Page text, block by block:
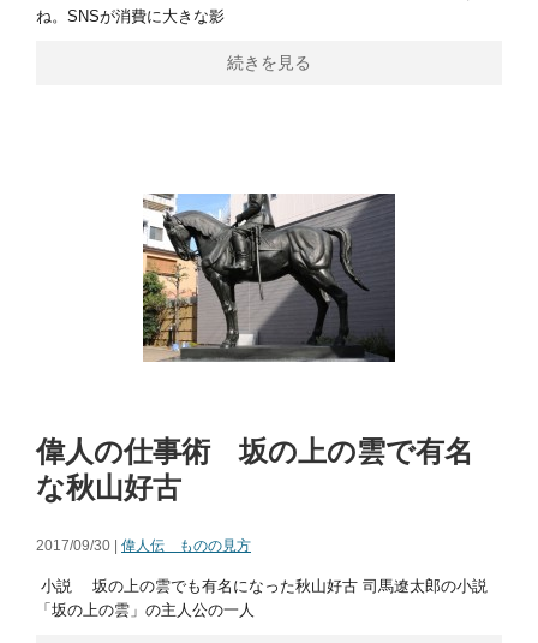
ね。SNSが消費に大きな影
続きを見る
偉人の仕事術 坂の上の雲で有名
な秋山好古
2017/09/30 | 偉人伝 ものの見方
小説 坂の上の雲でも有名になった秋山好古 司馬遼太郎の小説
「坂の上の雲」の主人公の一人